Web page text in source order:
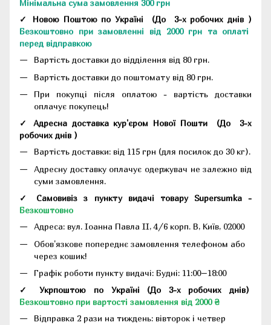
Мінімальна сума замовлення 300 грн
✓ Новою Поштою по Україні (До 3-х робочих днів )
Безкоштовно при замовленні від 2000 грн та оплаті
перед відправкою
Вартість доставки до відділення від 80 грн.
Вартість доставки до поштомату від 80 грн.
При покупці після оплатою - вартість доставки
оплачує покупець!
✓ Адресна доставка кур'єром Нової Пошти (До 3-х
робочих днів )
Вартість доставки: від 115 грн (для посилок до 30 кг).
Адресну доставку оплачує одержувач не залежно від
суми замовлення.
✓ Самовивіз з пункту видачі товару Supersumka -
Безкоштовно
Адреса: вул. Іоанна Павла II, 4/6 корп. В, Київ, 02000
Обов'язкове попереднє замовлення телефоном або
через кошик!
Графік роботи пункту видачі: Будні: 11:00–18:00
✓ Укрпоштою по Україні (До 3-х робочих днів)
Безкоштовно при вартості замовлення від 2000 ₴
Відправка 2 рази на тиждень: вівторок і четвер